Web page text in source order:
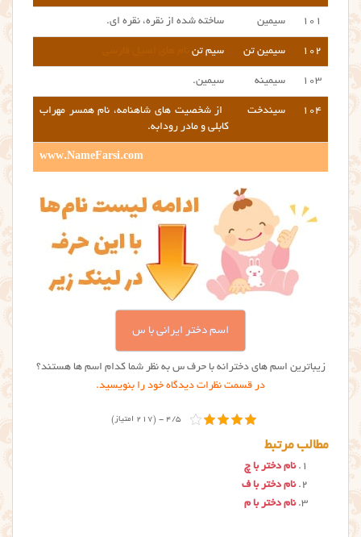
۱۰۱ سیمین ساخته شده از نقره، نقره ای.
۱۰۲ سیمین تن سیم تن
۱۰۳ سیمینه سیمین.
۱۰۴ سیندخت
از شخصیت های شاهنامه، نام همسر مهراب
کابلی و مادر رودابه.
www.NameFarsi.com
اسم دختر ایرانی با س
زیباترین اسم های دخترانه با حرف س به نظر شما کدام اسم ها هستند؟
در قسمت نظرات دیدگاه خود را بنویسید.
4/5 - (217 امتیاز)
مطالب مرتبط
نام دختر با چ
نام دختر با ف
نام دختر با م